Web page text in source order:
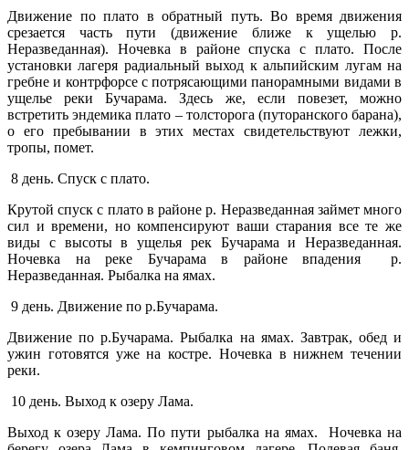
Движение по плато в обратный путь. Во время движения
срезается часть пути (движение ближе к ущелью р.
Неразведанная). Ночевка в районе спуска с плато. После
установки лагеря радиальный выход к альпийским лугам на
гребне и контрфорсе с потрясающими панорамными видами в
ущелье реки Бучарама.Здесь же, если повезет, можно
встретить эндемика плато – толсторога (путоранского барана),
о его пребывании в этих местах свидетельствуют лежки,
тропы, помет.
8 день. Спуск с плато.
Крутой спуск с плато в районе р. Неразведанная займет много
сил и времени, но компенсируют ваши старания все те же
виды с высоты в ущелья рек Бучарама и Неразведанная.
Ночевка на реке Бучарама в районе впадения р.
Неразведанная. Рыбалка на ямах.
9 день. Движение по р.Бучарама.
Движение по р.Бучарама. Рыбалка на ямах. Завтрак, обед и
ужин готовятся уже на костре. Ночевка в нижнем течении
реки.
10 день. Выход к озеру Лама.
Выход к озеру Лама. По пути рыбалка на ямах. Ночевка на